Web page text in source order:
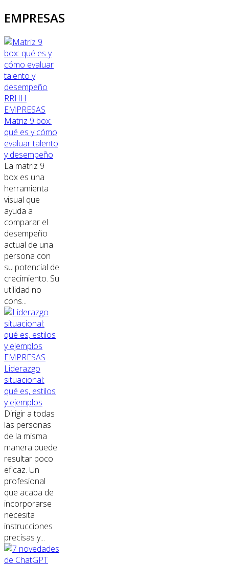
EMPRESAS
RRHH
EMPRESAS
Matriz 9 box:
qué es y cómo
evaluar talento
y desempeño
La matriz 9
box es una
herramienta
visual que
ayuda a
comparar el
desempeño
actual de una
persona con
su potencial de
crecimiento. Su
utilidad no
cons...
EMPRESAS
Liderazgo
situacional:
qué es, estilos
y ejemplos
Dirigir a todas
las personas
de la misma
manera puede
resultar poco
eficaz. Un
profesional
que acaba de
incorporarse
necesita
instrucciones
precisas y...